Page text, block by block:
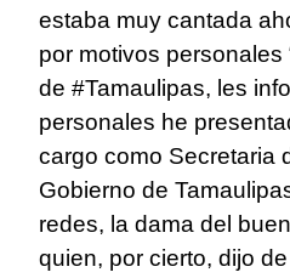
estaba muy cantada
por motivos personales
de #Tamaulipas, les
personales he
cargo como Secretaria
Gobierno de
redes, la dama del
quien, por cierto, dijo